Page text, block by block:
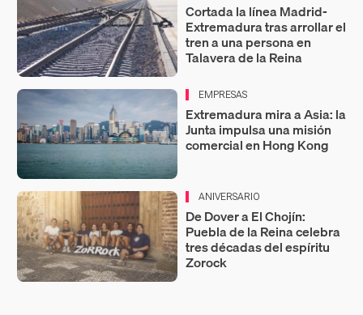
Cortada la línea Madrid-
Extremadura tras arrollar el
tren a una persona en
Talavera de la Reina
EMPRESAS
Extremadura mira a Asia: la
Junta impulsa una misión
comercial en Hong Kong
ANIVERSARIO
De Dover a El Chojín:
Puebla de la Reina celebra
tres décadas del espíritu
Zorock